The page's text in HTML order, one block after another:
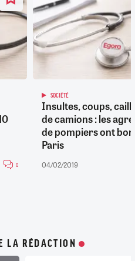
0
SOCIÉTÉ
Insultes, coups,
de camions : les
de pompiers ont
Paris
04/02/2019
LA RÉDACTION